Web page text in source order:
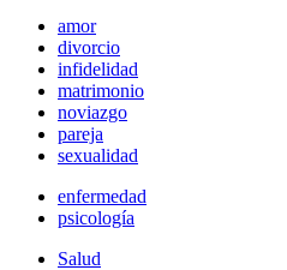
amor
divorcio
infidelidad
matrimonio
noviazgo
pareja
sexualidad
enfermedad
psicología
Salud